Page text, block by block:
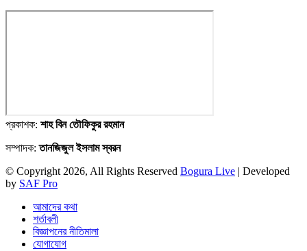
প্রকাশক: শাহ বিন তৌফিকুর রহমান
সম্পাদক:তানজিজুল ইসলাম স্বরন
© Copyright 2026, All Rights Reserved Bogura Live | Developed
by SAF Pro
আমাদের কথা
শর্তাবলী
বিজ্ঞাপনের নীতিমালা
যোগাযোগ